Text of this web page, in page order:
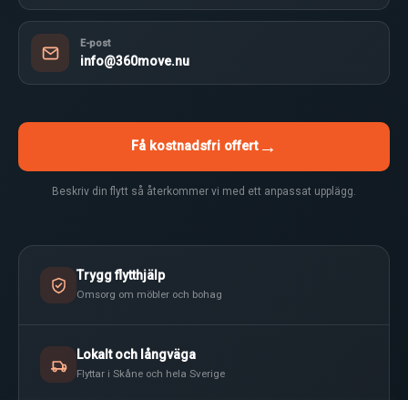
E-post
info@360move.nu
Få kostnadsfri offert →
Beskriv din flytt så återkommer vi med ett anpassat upplägg.
Trygg flytthjälp
Omsorg om möbler och bohag
Lokalt och långväga
Flyttar i Skåne och hela Sverige